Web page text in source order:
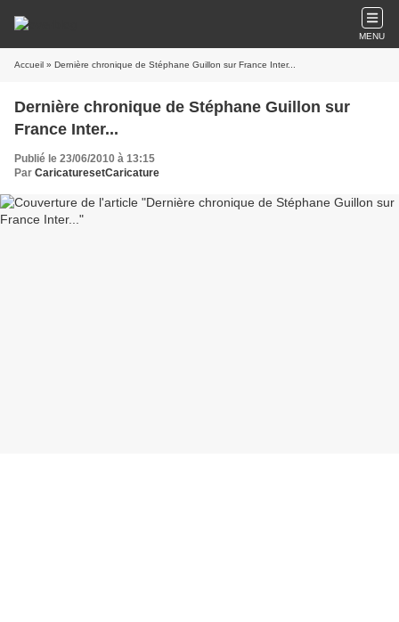
MENU
Accueil » Dernière chronique de Stéphane Guillon sur France Inter...
Dernière chronique de Stéphane Guillon sur
France Inter...
Publié le 23/06/2010 à 13:15
Par CaricaturesetCaricature